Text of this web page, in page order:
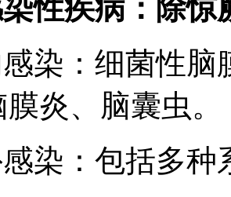
性疾病：除惊
染：细菌性脑
炎、脑囊虫。
染：包括多种